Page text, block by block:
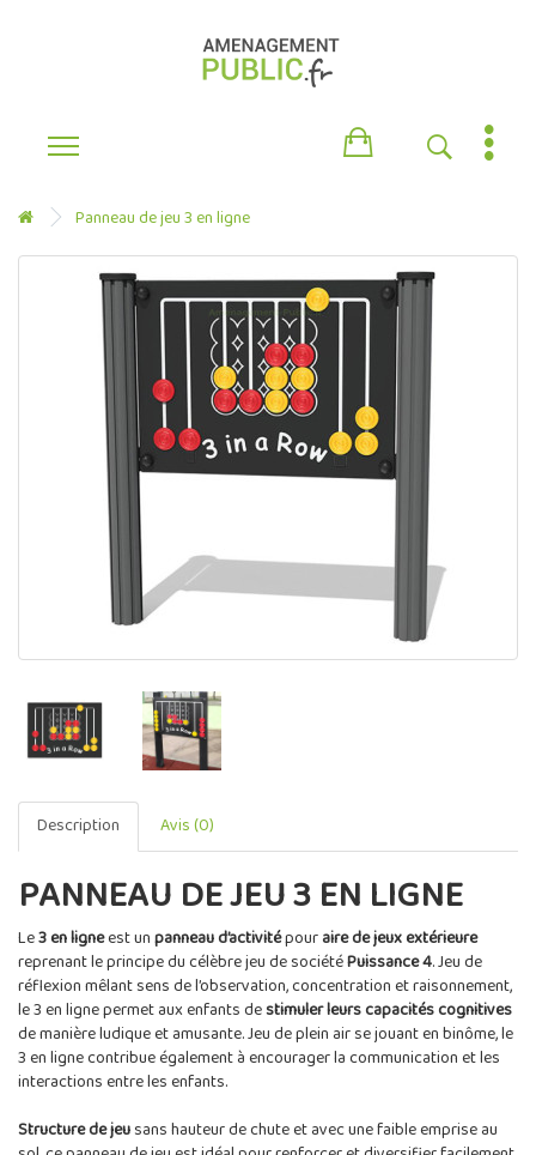
Panneau de jeu 3 en ligne
Description Avis (0)
PANNEAU DE JEU 3 EN LIGNE
Le3 en ligneest unpanneau d’activitépouraire de jeux extérieure
reprenant le principe du célèbre jeu de sociétéPuissance 4. Jeu de
réflexion mêlant sens de l’observation, concentration et raisonnement,
le 3 en ligne permet aux enfants destimuler leurs capacités cognitives
de manière ludique et amusante. Jeu de plein air se jouant en binôme, le
3 en ligne contribue également à encourager la communication et les
interactions entre les enfants.
Structure de jeusans hauteur de chute et avec une faible emprise au